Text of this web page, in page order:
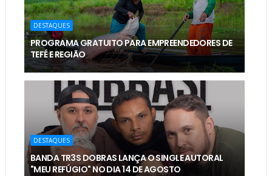
DESTAQUES
PROGRAMA GRATUITO PARA EMPREENDEDORES DE
TEFÉ E REGIÃO
DESTAQUES
BANDA TR3S DOBRAS LANÇA O SINGLE AUTORAL
"MEU REFÚGIO" NO DIA 14 DE AGOSTO